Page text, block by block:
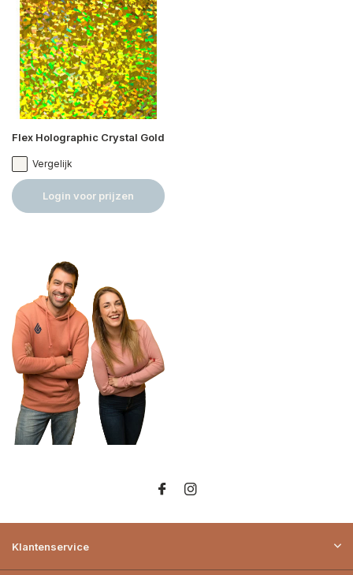
Flex Holographic Crystal Gold
Vergelijk
Login voor prijzen
Klantenservice